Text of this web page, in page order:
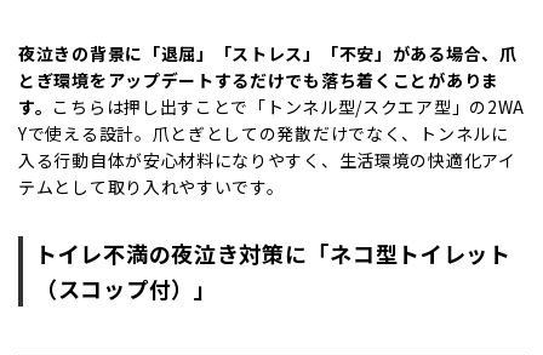
夜泣きの背景に「退屈」「ストレス」「不安」がある場合、爪
とぎ環境をアップデートするだけでも落ち着くことがありま
す。 こちらは押し出すことで「トンネル型/スクエア型」の2WA
Yで使える設計。爪とぎとしての発散だけでなく、トンネルに
入る行動自体が安心材料になりやすく、生活環境の快適化アイ
テムとして取り入れやすいです。
トイレ不満の夜泣き対策に「ネコ型トイレット
（スコップ付）」